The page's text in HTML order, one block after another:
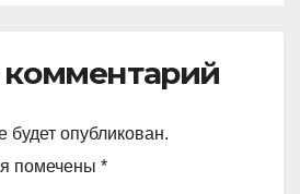
опубликован.
помечены *